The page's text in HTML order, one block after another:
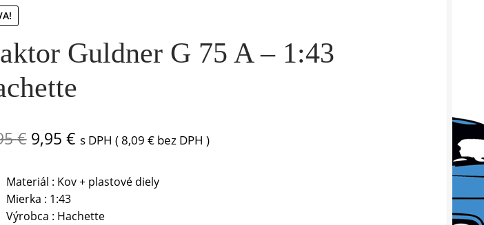
Guldner G 75 A – 1:43
€ Pôvodná
bola:
19,95 €.
9,95 €Aktuálna
je:
9,95 €.
s DPH ( 8,09 €bez DPH )
Materiál : Kov + plastové diely
Mierka : 1:43
Výrobca : Hachette